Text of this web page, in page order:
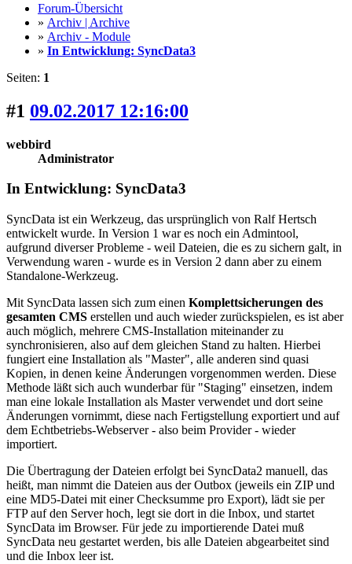
Forum-Übersicht
» Archiv | Archive
» Archiv - Module
» In Entwicklung: SyncData3
Seiten: 1
#1 09.02.2017 12:16:00
webbird
Administrator
In Entwicklung: SyncData3
SyncData ist ein Werkzeug, das ursprünglich von Ralf Hertsch
entwickelt wurde. In Version 1 war es noch ein Admintool,
aufgrund diverser Probleme - weil Dateien, die es zu sichern galt, in
Verwendung waren - wurde es in Version 2 dann aber zu einem
Standalone-Werkzeug.
Mit SyncData lassen sich zum einen Komplettsicherungen des
gesamten CMS erstellen und auch wieder zurückspielen, es ist aber
auch möglich, mehrere CMS-Installation miteinander zu
synchronisieren, also auf dem gleichen Stand zu halten. Hierbei
fungiert eine Installation als "Master", alle anderen sind quasi
Kopien, in denen keine Änderungen vorgenommen werden. Diese
Methode läßt sich auch wunderbar für "Staging" einsetzen, indem
man eine lokale Installation als Master verwendet und dort seine
Änderungen vornimmt, diese nach Fertigstellung exportiert und auf
dem Echtbetriebs-Webserver - also beim Provider - wieder
importiert.
Die Übertragung der Dateien erfolgt bei SyncData2 manuell, das
heißt, man nimmt die Dateien aus der Outbox (jeweils ein ZIP und
eine MD5-Datei mit einer Checksumme pro Export), lädt sie per
FTP auf den Server hoch, legt sie dort in die Inbox, und startet
SyncData im Browser. Für jede zu importierende Datei muß
SyncData neu gestartet werden, bis alle Dateien abgearbeitet sind
und die Inbox leer ist.